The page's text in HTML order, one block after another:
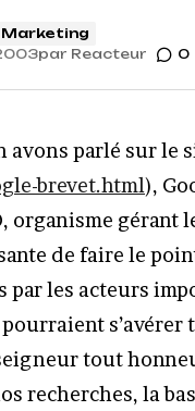
Marketing
par Reacteur 0
avons parlé sur le
brevet.html),
organisme gérant
de faire le
par les acteurs
s’avérer
tout
recherches, la